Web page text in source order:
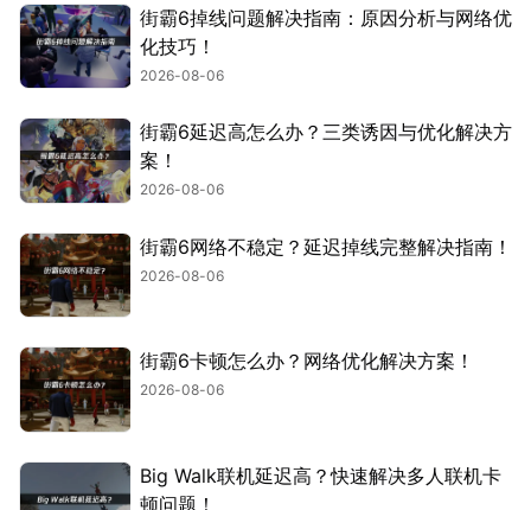
街霸6掉线问题解决指南：原因分析与网络优
化技巧！
2026-08-06
街霸6延迟高怎么办？三类诱因与优化解决方
案！
2026-08-06
街霸6网络不稳定？延迟掉线完整解决指南！
2026-08-06
街霸6卡顿怎么办？网络优化解决方案！
2026-08-06
Big Walk联机延迟高？快速解决多人联机卡
顿问题！